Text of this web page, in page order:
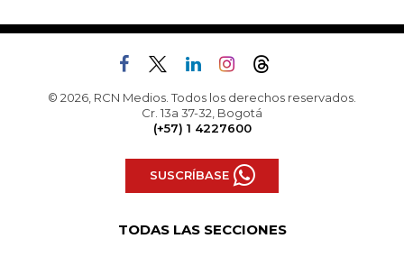
© 2026, RCN Medios. Todos los derechos reservados.
Cr. 13a 37-32, Bogotá
(+57) 1 4227600
SUSCRÍBASE
TODAS LAS SECCIONES